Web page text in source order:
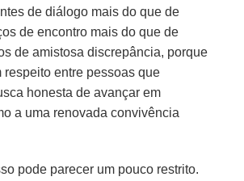
de diálogo mais do que de
de encontro mais do que de
de amistosa discrepância, porque
respeito entre pessoas que
honesta de avançar em
a uma renovada convivência
pode parecer um pouco restrito.